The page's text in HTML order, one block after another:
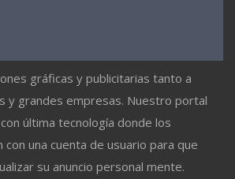
gráficas y publicitarias tanto a
y grandes empresas. Nuestro portal
última tecnología donde los
con una cuenta de usuario para que
su anuncio personal mente.